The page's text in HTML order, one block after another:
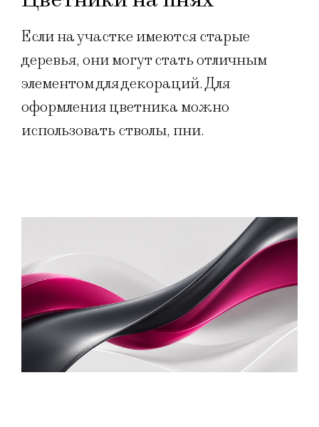
Если на участке имеются старые
деревья, они могут стать отличным
элементом для декораций. Для
оформления цветника можно
использовать стволы, пни.